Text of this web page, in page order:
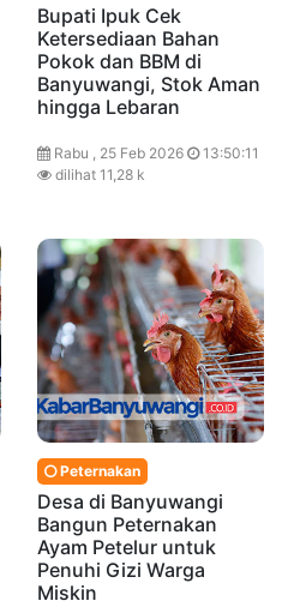
Bupati Ipuk Cek
Ketersediaan Bahan
Pokok dan BBM di
Banyuwangi, Stok Aman
hingga Lebaran
Rabu , 25 Feb 2026
13:50:11
dilihat 11,28 k
Peternakan
Desa di Banyuwangi
Bangun Peternakan
Ayam Petelur untuk
Penuhi Gizi Warga
Miskin